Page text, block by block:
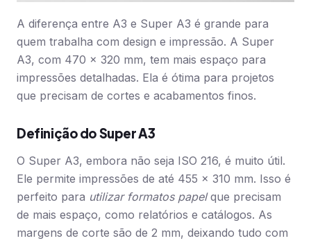
A diferença entre A3 e Super A3 é grande para
quem trabalha com design e impressão. A Super
A3, com 470 x 320 mm, tem mais espaço para
impressões detalhadas. Ela é ótima para projetos
que precisam de cortes e acabamentos finos.
Definição do Super A3
O Super A3, embora não seja ISO 216, é muito útil.
Ele permite impressões de até 455 x 310 mm. Isso é
perfeito para utilizar formatos papelque precisam
de mais espaço, como relatórios e catálogos. As
margens de corte são de 2 mm, deixando tudo com